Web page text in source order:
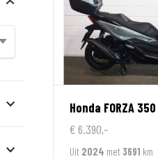
Honda FORZA 350
€ 6.390,-
Uit 2024 met 3691 km